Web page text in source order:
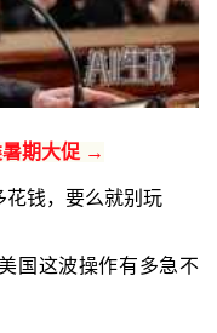
暑期大促 →
花钱，要么就别玩
国这波操作有多急不